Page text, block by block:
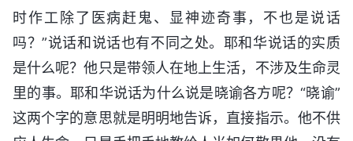
时作工除了医病赶鬼、显神迹奇事，不也是说话
吗？”说话和说话也有不同之处。耶和华说话的实质
是什么呢？他只是带领人在地上生活，不涉及生命灵
里的事。耶和华说话为什么说是晓谕各方呢？“晓谕”
这两个字的意思就是明明地告诉，直接指示。他不供